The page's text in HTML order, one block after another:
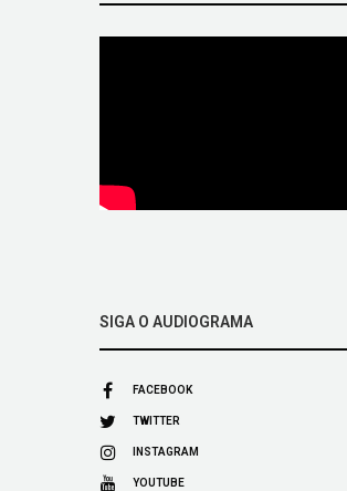
SIGA O AUDIOGRAMA
FACEBOOK
TWITTER
INSTAGRAM
YOUTUBE